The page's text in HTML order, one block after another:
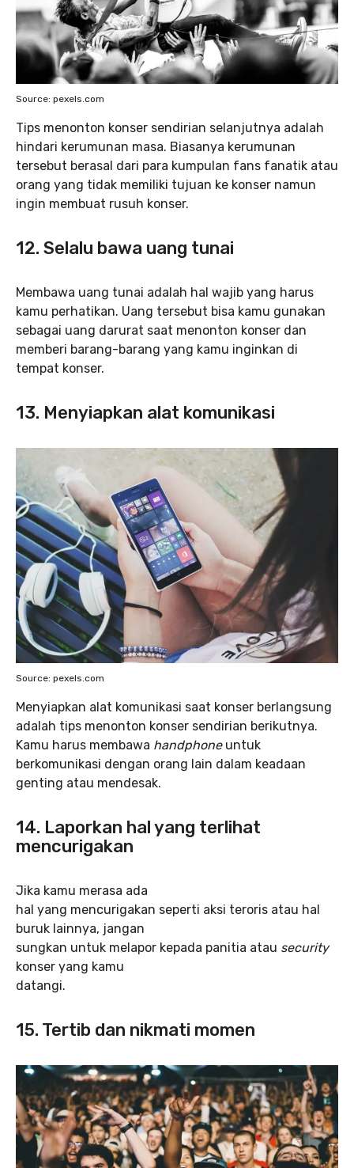
Source: pexels.com
Tips menonton konser sendirian selanjutnya adalah
hindari kerumunan masa. Biasanya kerumunan
tersebut berasal dari para kumpulan fans fanatik atau
orang yang tidak memiliki tujuan ke konser namun
ingin membuat rusuh konser.
12. Selalu bawa uang tunai
Membawa uang tunai adalah hal wajib yang harus
kamu perhatikan. Uang tersebut bisa kamu gunakan
sebagai uang darurat saat menonton konser dan
memberi barang-barang yang kamu inginkan di
tempat konser.
13. Menyiapkan alat komunikasi
Source: pexels.com
Menyiapkan alat komunikasi saat konser berlangsung
adalah tips menonton konser sendirian berikutnya.
Kamu harus membawa handphoneuntuk
berkomunikasi dengan orang lain dalam keadaan
genting atau mendesak.
14. Laporkan hal yang terlihat
mencurigakan
Jika kamu merasa ada
hal yang mencurigakan seperti aksi teroris atau hal
buruk lainnya, jangan
sungkan untuk melapor kepada panitia atau security
konser yang kamu
datangi.
15. Tertib dan nikmati momen